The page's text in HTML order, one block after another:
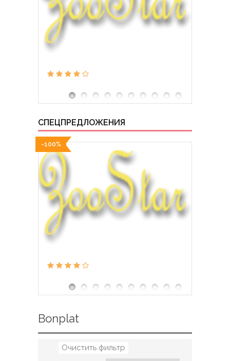
СПЕЦПРЕДЛОЖЕНИЯ
-100%
Bonplat
Очистить фильтр